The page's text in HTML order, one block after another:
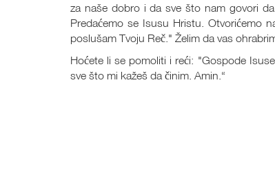
za naše dobro i da sve što nam govori
Predaćemo se Isusu Hristu. Otvorićemo
poslušam Tvoju Reč." Želim da vas
Hoćete li se pomoliti i reći: "Gospode
sve što mi kažeš da činim. Amin.“